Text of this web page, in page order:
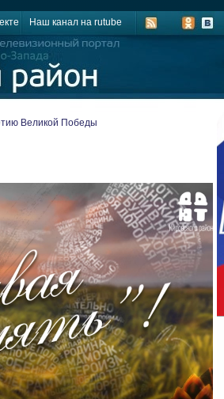
Наш канал на rutube
Великой Победы